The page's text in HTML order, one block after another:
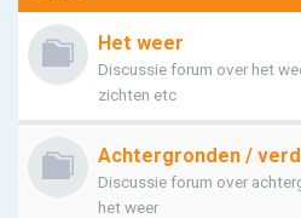
Het weer
Discussie forum over het
zichten etc
Achtergronden /
Discussie forum over
het weer